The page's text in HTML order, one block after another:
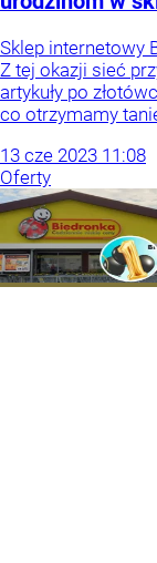
Sklep internetowy
Z tej okazji sieć
artykuły po
co otrzymamy
13 cze 2023 11:08
Oferty